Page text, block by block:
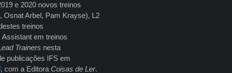
e 2020 novos treinos
Osnat Arbel, Pam Krayse), L2
treinos
em treinos
Trainers nesta
publicações IFS em
, com a Editora Coisas de Ler.